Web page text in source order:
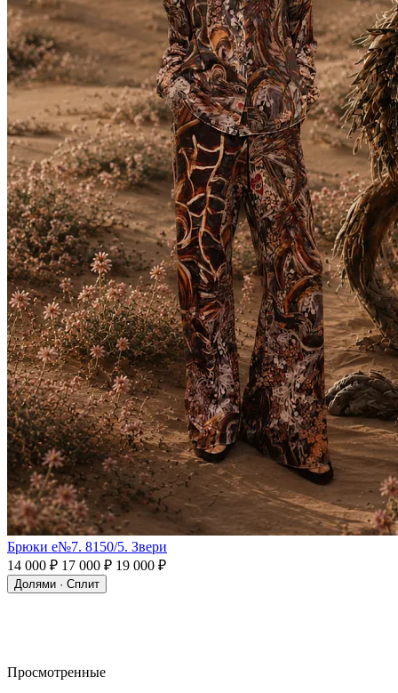
Брюки e№7. 8150/5. Звери
14 000 ₽ 17 000 ₽ 19 000 ₽
Долями · Сплит
Просмотренные